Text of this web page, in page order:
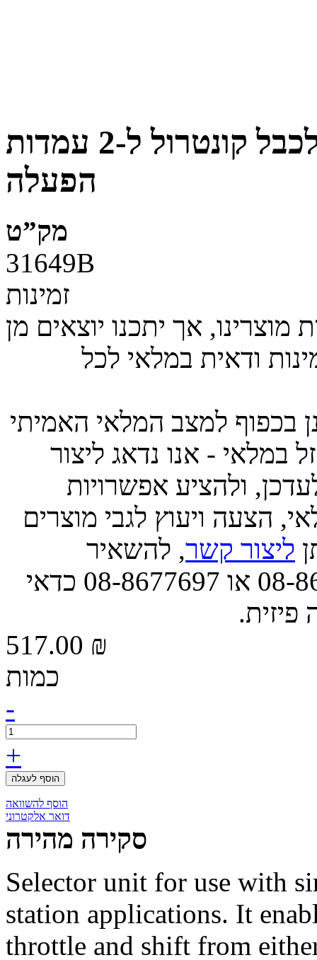
אולטרה פלקס מכפיל לכבל קונטרול ל-2 עמדות
הפעלה
מק”ט
31649B
זמינות
אך יתכנו יוצאים מן
ודאית במלאי לכל
בכפוף למצב המלאי האמיתי
במלאי - אנו נדאג ליצור
ולהציע אפשרויות
הצעה ויעוץ לגבי מוצרים
ליצור קשר, להשאיר
הודעה, או לפנות אלינו בטל' 08-8677663 או 08-8677697 כדאי
פיזית.
517.00 ₪
כמות
-
+
הוסף לעגלה
הוסף להשוואה
דואר אלקטרוני
סקירה מהירה
Selector unit for use with
station applications. It
throttle and shift from